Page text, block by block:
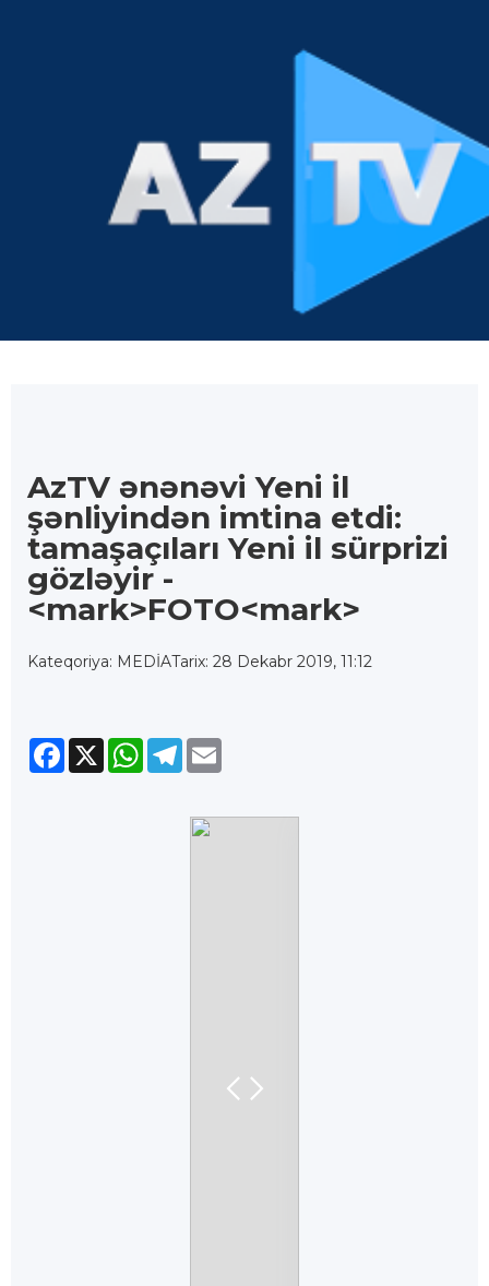
AzTV ənənəvi Yeni il
şənliyindən imtina etdi:
tamaşaçıları Yeni il sürprizi
gözləyir -
<mark>FOTO<mark>
Kateqoriya: MEDİATarix: 28 Dekabr 2019, 11:12
Facebook
X WhatsApp
Telegram